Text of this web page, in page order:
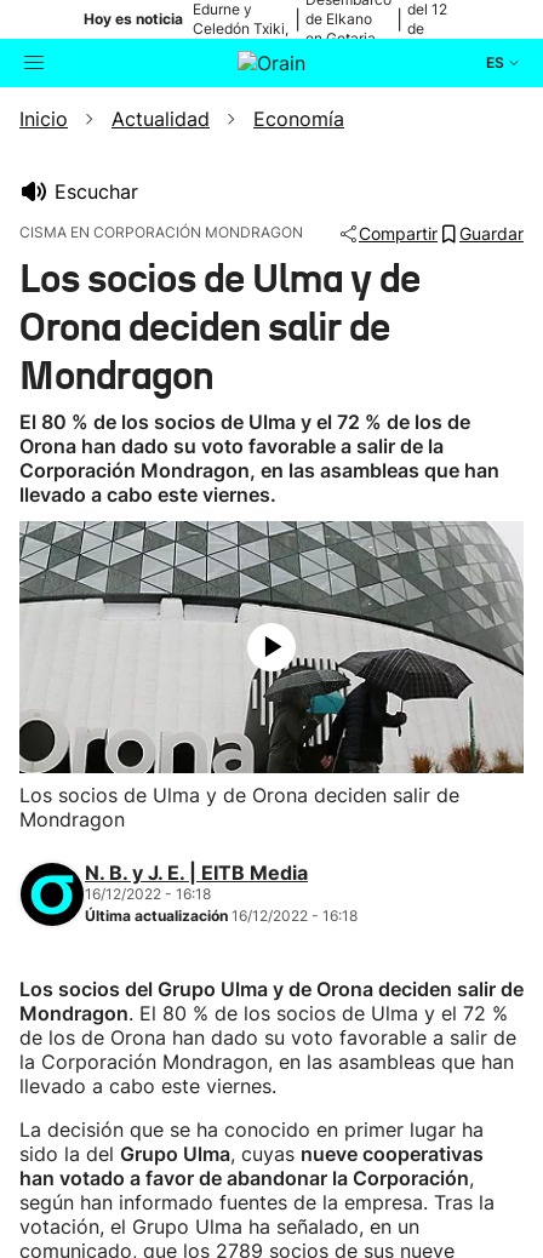
Hoy es noticia
Edurne y
Celedón Txiki,
en directo
de Elkano
en Getaria
del 12
de
ES
Buscador Actualidad
Ikusmiran
Inicio Actualidad Economía
Escuchar
CISMA EN CORPORACIÓN MONDRAGON Compartir Guardar
Los socios de Ulma y de
Orona deciden salir de
Mondragon
El 80 % de los socios de Ulma y el 72 % de los de
Orona han dado su voto favorable a salir de la
Corporación Mondragon, en las asambleas que han
llevado a cabo este viernes.
Los socios de Ulma y de Orona deciden salir de
Mondragon
N. B. y J. E. | EITB Media
16/12/2022 - 16:18
Última actualización 16/12/2022 - 16:18
Los socios del Grupo Ulma y de Orona deciden salir de
Mondragon. El 80 % de los socios de Ulma y el 72 %
de los de Orona han dado su voto favorable a salir de
la Corporación Mondragon, en las asambleas que han
llevado a cabo este viernes.
La decisión que se ha conocido en primer lugar ha
sido la del Grupo Ulma, cuyas nueve cooperativas
han votado a favor de abandonar la Corporación,
según han informado fuentes de la empresa. Tras la
votación, el Grupo Ulma ha señalado, en un
comunicado, que los 2789 socios de sus nueve